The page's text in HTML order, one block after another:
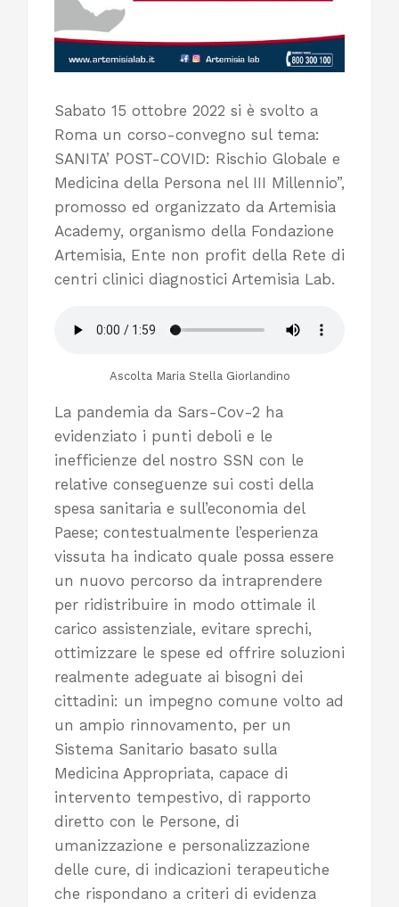
Sabato 15 ottobre 2022 si è svolto a
Roma un corso-convegno sul tema:
SANITA’ POST-COVID: Rischio Globale e
Medicina della Persona nel III Millennio”,
promosso ed organizzato da Artemisia
Academy, organismo della Fondazione
Artemisia, Ente non profit della Rete di
centri clinici diagnostici Artemisia Lab.
Ascolta Maria Stella Giorlandino
La pandemia da Sars-Cov-2 ha
evidenziato i punti deboli e le
inefficienze del nostro SSN con le
relative conseguenze sui costi della
spesa sanitaria e sull’economia del
Paese; contestualmente l’esperienza
vissuta ha indicato quale possa essere
un nuovo percorso da intraprendere
per ridistribuire in modo ottimale il
carico assistenziale, evitare sprechi,
ottimizzare le spese ed offrire soluzioni
realmente adeguate ai bisogni dei
cittadini: un impegno comune volto ad
un ampio rinnovamento, per un
Sistema Sanitario basato sulla
Medicina Appropriata, capace di
intervento tempestivo, di rapporto
diretto con le Persone, di
umanizzazione e personalizzazione
delle cure, di indicazioni terapeutiche
che rispondano a criteri di evidenza